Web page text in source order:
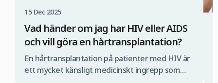
15 Dec 2025
Vad händer om jag har HIV eller AIDS
och vill göra en hårtransplantation?
En hårtransplantation på patienter med HIV är
ett mycket känsligt medicinskt ingrepp som